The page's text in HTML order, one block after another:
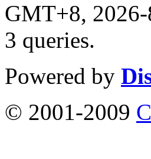
GMT+8,
3 queries.
Powered by
© 2001-2009